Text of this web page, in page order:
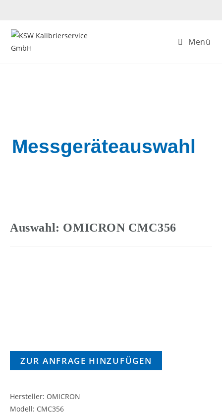
Menü
Messgeräteauswahl
Auswahl: OMICRON CMC356
ZUR ANFRAGE HINZUFÜGEN
Hersteller: OMICRON
Modell: CMC356